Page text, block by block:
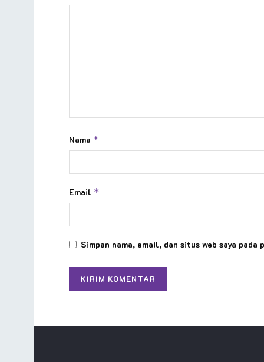
Nama *
Email *
Simpan nama, email, dan situs web saya